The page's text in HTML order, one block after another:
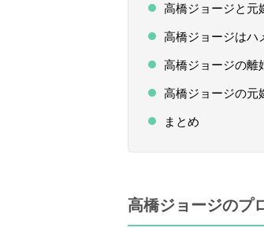
高橋ジョージと元
高橋ジョージはハ
高橋ジョージの
高橋ジョージの
まとめ
高橋ジョージのプ